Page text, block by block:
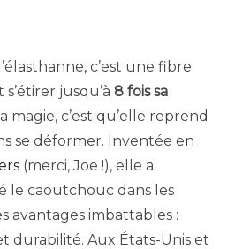
c’est une fibre
jusqu’à 8 fois sa
magie, c’est qu’elle reprend
se déformer. Inventée en
(merci, Joe !), elle a
le caoutchouc dans les
avantages imbattables :
durabilité. Aux États-Unis et